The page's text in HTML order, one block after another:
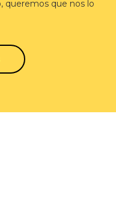
queremos que nos lo